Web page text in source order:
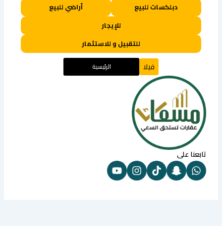
دبلكسات للبيع
أراضي للبيع
للإيجار
للتقبيل و للاستثمار
فيلا الرئيسية
تابعنا على